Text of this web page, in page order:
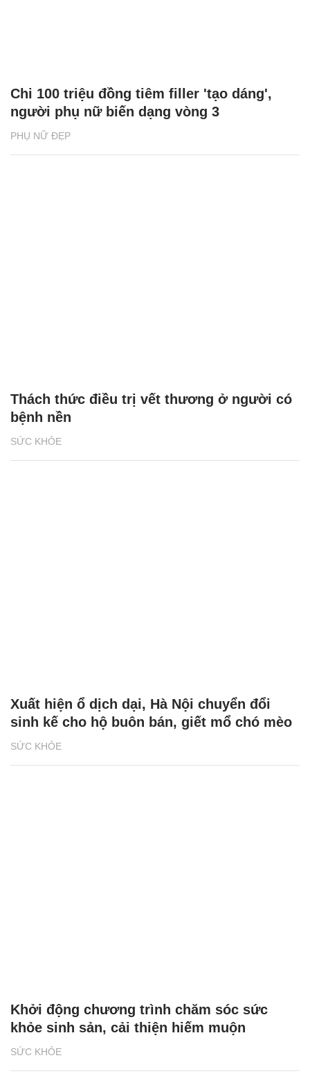
PHỤ NỮ ĐẸP
Chi 100 triệu đồng tiêm filler 'tạo dáng',
người phụ nữ biến dạng vòng 3
SỨC KHỎE
Thách thức điều trị vết thương ở người có
bệnh nền
SỨC KHỎE
Xuất hiện ổ dịch dại, Hà Nội chuyển đổi
sinh kế cho hộ buôn bán, giết mổ chó mèo
SỨC KHỎE
Khởi động chương trình chăm sóc sức
khỏe sinh sản, cải thiện hiếm muộn